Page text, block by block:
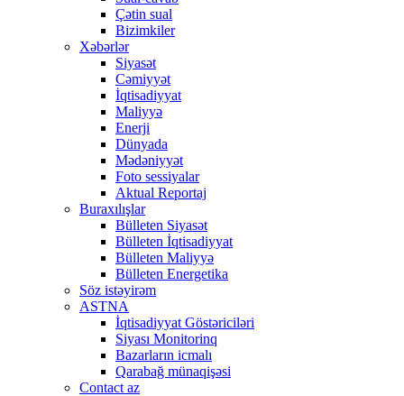
Çətin sual
Bizimkiler
Xəbərlər
Siyasət
Cəmiyyət
İqtisadiyyat
Maliyyə
Enerji
Dünyada
Mədəniyyət
Foto sessiyalar
Aktual Reportaj
Buraxılışlar
Bülleten Siyasət
Bülleten İqtisadiyyat
Bülleten Maliyyə
Bülleten Energetika
Söz istəyirəm
ASTNA
İqtisadiyyat Göstəriciləri
Siyası Monitorinq
Bazarların icmalı
Qarabağ münaqişəsi
Contact az